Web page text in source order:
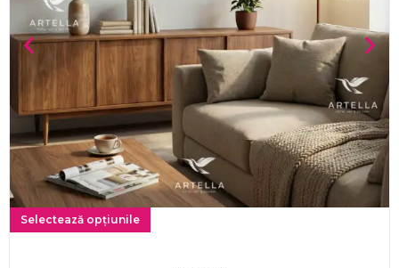
Selectează opțiunile